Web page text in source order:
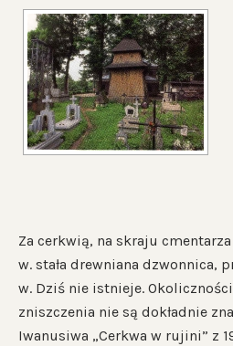
Za cerkwią, na skraju
w. stała drewniana dzwonnica,
w. Dziś nie istnieje.
zniszczenia nie są dokładnie
Iwanusiwa „Cerkwa w rujini” z